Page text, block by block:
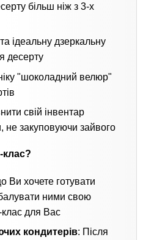
більш ніж з 3-х
ідеальну дзеркальну
десерту
"шоколадний велюр"
свій інвентар
не закуповуючи зайвого
клас?
Ви хочете готувати
ними свою
для Вас
кондитерів: Після